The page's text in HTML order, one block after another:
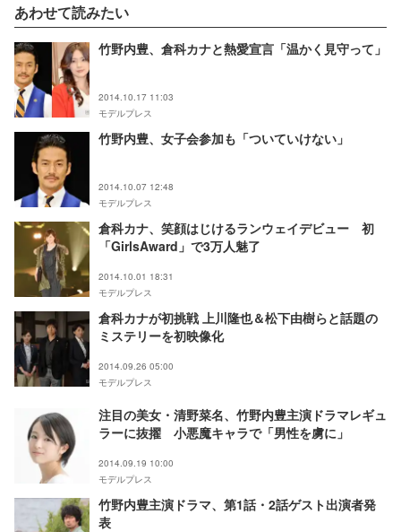
あわせて読みたい
竹野内豊、倉科カナと熱愛宣言「温かく見守って」
2014.10.17 11:03
モデルプレス
竹野内豊、女子会参加も「ついていけない」
2014.10.07 12:48
モデルプレス
倉科カナ、笑顔はじけるランウェイデビュー 初
「GirlsAward」で3万人魅了
2014.10.01 18:31
モデルプレス
倉科カナが初挑戦 上川隆也＆松下由樹らと話題の
ミステリーを初映像化
2014.09.26 05:00
モデルプレス
注目の美女・清野菜名、竹野内豊主演ドラマレギュ
ラーに抜擢 小悪魔キャラで「男性を虜に」
2014.09.19 10:00
モデルプレス
竹野内豊主演ドラマ、第1話・2話ゲスト出演者発
表